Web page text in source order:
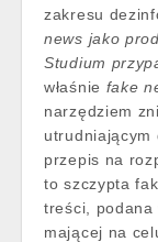
zakresu
news jako
Studium
właśnie fake
narzędziem
utrudniającym
przepis na
to szczypta
treści, podana
mającej na